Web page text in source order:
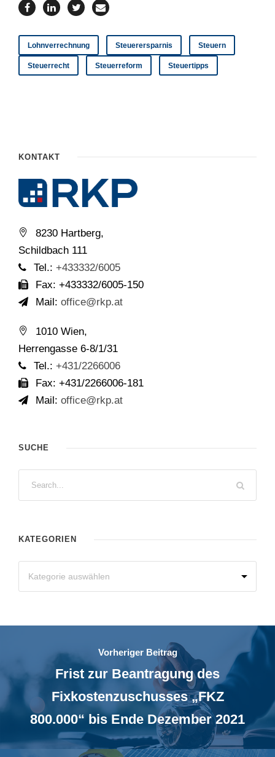
Lohnverrechnung Steuerersparnis Steuern
Steuerrecht Steuerreform Steuertipps
KONTAKT
8230 Hartberg,
Schildbach 111
Tel.: +433332/6005
Fax: +433332/6005-150
Mail: office@rkp.at
1010 Wien,
Herrengasse 6-8/1/31
Tel.: +431/2266006
Fax: +431/2266006-181
Mail: office@rkp.at
SUCHE
KATEGORIEN
Vorheriger Beitrag
Frist zur Beantragung des
Fixkostenzuschusses „FKZ
800.000“ bis Ende Dezember 2021